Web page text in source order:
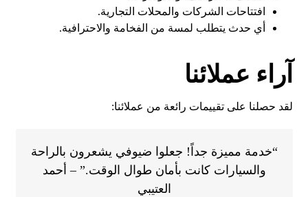
افتتاحات الشركات والمحلات التجارية.
أي حدث يتطلب لمسة من الفخامة والاحترافية.
آراء عملائنا
لقد حصلنا على تقييمات رائعة من عملائنا:
“خدمة مميزة جداً! جعلوا ضيوفي يشعرون بالراحة
والسيارات كانت بأمان طوال الوقت.” – أحمد
العتيبي